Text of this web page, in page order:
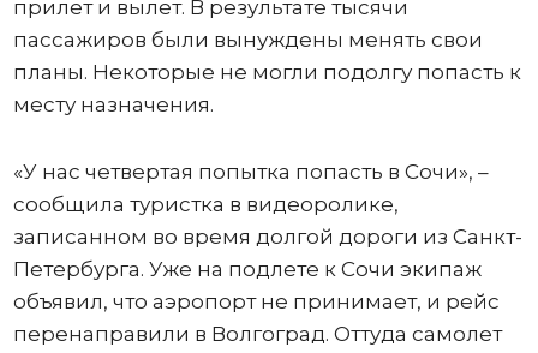
прилет и вылет. В результате тысячи
пассажиров были вынуждены менять свои
планы. Некоторые не могли подолгу попасть к
месту назначения.
«У нас четвертая попытка попасть в Сочи», –
сообщила туристка в видеоролике,
записанном во время долгой дороги из Санкт-
Петербурга. Уже на подлете к Сочи экипаж
объявил, что аэропорт не принимает, и рейс
перенаправили в Волгоград. Оттуда самолет